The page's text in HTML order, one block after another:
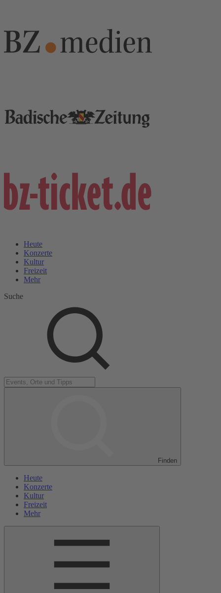
Heute
Konzerte
Kultur
Freizeit
Mehr
Suche
Finden
Heute
Konzerte
Kultur
Freizeit
Mehr